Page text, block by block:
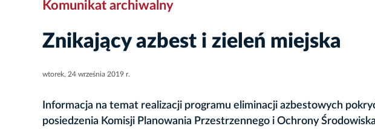
Komunikat archiwalny
Znikający azbest i zieleń miejska
wtorek, 24 września 2019 r.
Informacja na temat realizacji programu eliminacji azbestowych
posiedzenia Komisji Planowania Przestrzennego i Ochrony